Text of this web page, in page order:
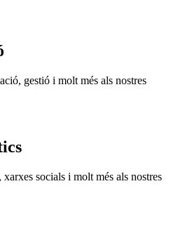
gestió i molt més als nostres
socials i molt més als nostres